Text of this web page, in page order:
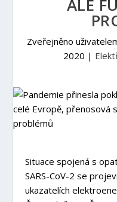
ALE
Zveřejněno
2020 |
Situace spojená s
SARS-CoV-2 se
ukazatelích